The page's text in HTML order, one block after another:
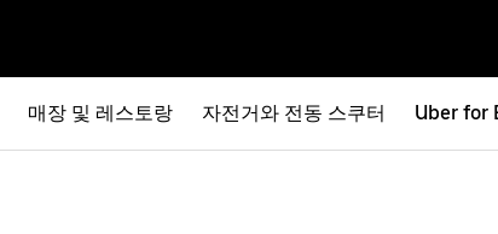
매장 및 레스토랑 자전거와 전동 스쿠터 Uber for